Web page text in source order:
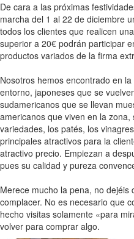
De cara a las próximas
marcha del 1 al 22 de diciembre
todos los clientes que realicen
superior a 20€ podrán participar
productos variados de la firma
Nosotros hemos encontrado en
entorno, japoneses que se
sudamericanos que se llevan
americanos que viven en la
variedades, los patés, los
principales atractivos para la
atractivo precio. Empiezan a
pues su calidad y pureza
Merece mucho la pena, no dejéis
complacer. No es necesario que
hecho visitas solamente «para
volver para comprar algo.